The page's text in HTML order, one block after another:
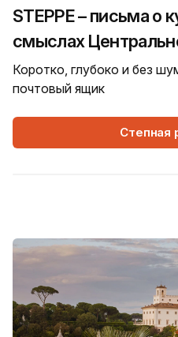
STEPPE – письма о
смыслах
Коротко, глубоко и без
почтовый ящик
Степная